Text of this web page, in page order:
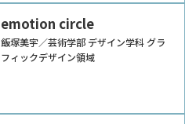
emotion circle
飯塚美宇／芸術学部 デザイン学科 グラ
フィックデザイン領域